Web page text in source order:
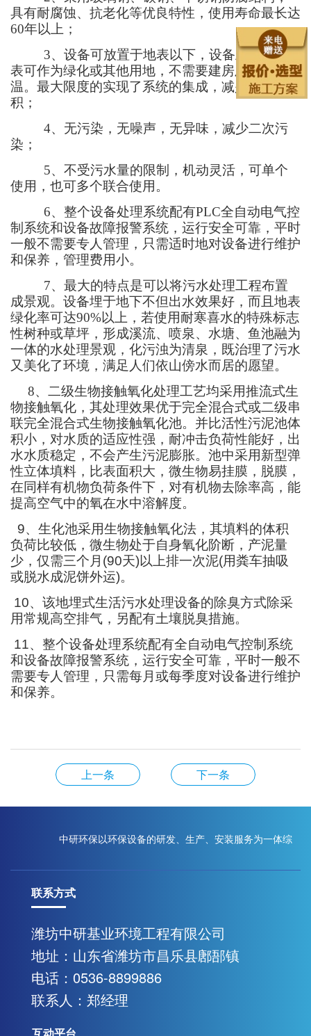
具有耐腐蚀、抗老化等优良特性，使用寿命最长达
60年以上；
3、 设备可放置于地表以下，设备上面的地
表可作为绿化或其他用地，不需要建房及采暖、保
温。最大限度的实现了系统的集成，减少占地面
积；
4、无污染，无噪声，无异味，减少二次污
染；
5、不受污水量的限制，机动灵活，可单个
使用，也可多个联合使用。
6、整个设备处理系统配有PLC全自动电气控
制系统和设备故障报警系统，运行安全可靠，平时
一般不需要专人管理，只需适时地对设备进行维护
和保养，管理费用小。
7、最大的特点是可以将污水处理工程布置
成景观。设备埋于地下不但出水效果好，而且地表
绿化率可达90%以上，若使用耐寒喜水的特殊标志
性树种或草坪，形成溪流、喷泉、水塘、鱼池融为
一体的水处理景观，化污浊为清泉，既治理了污水
又美化了环境，满足人们依山傍水而居的愿望。
8、 二级生物接触氧化处理工艺均采用推流式生
物接触氧化，其处理效果优于完全混合式或二级串
联完全混合式生物接触氧化池。并比活性污泥池体
积小，对水质的适应性强，耐冲击负荷性能好，出
水水质稳定，不会产生污泥膨胀。池中采用新型弹
性立体填料，比表面积大，微生物易挂膜，脱膜，
在同样有机物负荷条件下，对有机物去除率高，能
提高空气中的氧在水中溶解度。
9、生化池采用生物接触氧化法，其填料的体积
负荷比较低，微生物处于自身氧化阶断，产泥量
少，仅需三个月 (90天)以上排一次泥(用粪车抽吸
或脱水成泥饼外运)。
10、该地埋式生活污水处理设备的除臭方式除采
用常规高空排气，另配有土壤脱臭措施。
11、整个设备处理系统配有全自动电气控制系统
和设备故障报警系统，运行安全可靠，平时一般不
需要专人管理，只需每月或每季度对设备进行维护
和保养。
上一条 下一条
中研环保以环保设备的研发、生产、安装服务为一体综
合性现代化企业
联系我们
联系方式
潍坊中研基业环境工程有限公司
地址：山东省潍坊市昌乐县鄌郚镇
电话：0536-8899886
联系人：郑经理